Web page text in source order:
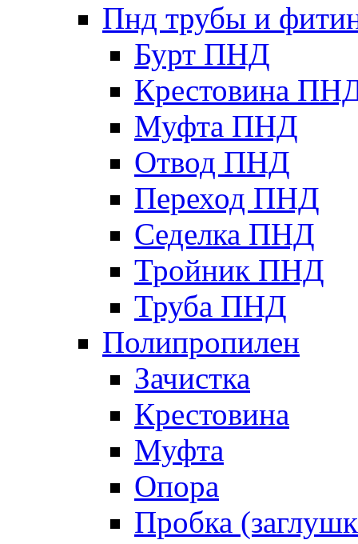
Пнд трубы и
Бурт ПНД
Крестовина
Муфта ПНД
Отвод ПНД
Переход ПНД
Седелка ПНД
Тройник ПНД
Труба ПНД
Полипропилен
Зачистка
Крестовина
Муфта
Опора
Пробка